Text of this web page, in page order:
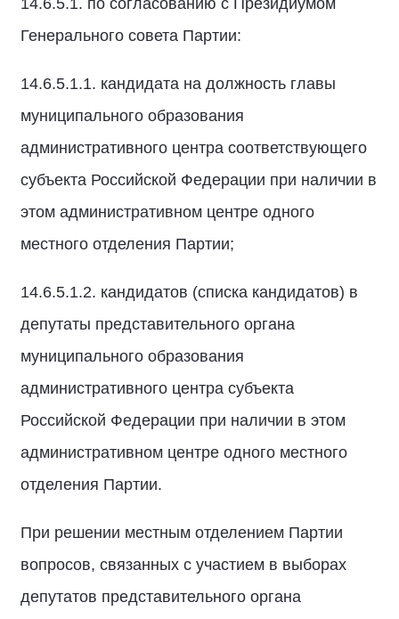
14.6.5.1. по согласованию с Президиумом
Генерального совета Партии:
14.6.5.1.1. кандидата на должность главы
муниципального образования
административного центра соответствующего
субъекта Российской Федерации при наличии в
этом административном центре одного
местного отделения Партии;
14.6.5.1.2. кандидатов (списка кандидатов) в
депутаты представительного органа
муниципального образования
административного центра субъекта
Российской Федерации при наличии в этом
административном центре одного местного
отделения Партии.
При решении местным отделением Партии
вопросов, связанных с участием в выборах
депутатов представительного органа